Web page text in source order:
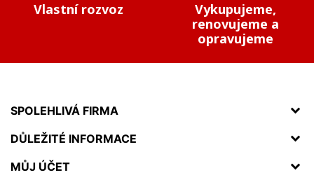
Vlastní rozvoz
Vykupujeme,
renovujeme a
opravujeme
SPOLEHLIVÁ FIRMA
DŮLEŽITÉ INFORMACE
MŮJ ÚČET